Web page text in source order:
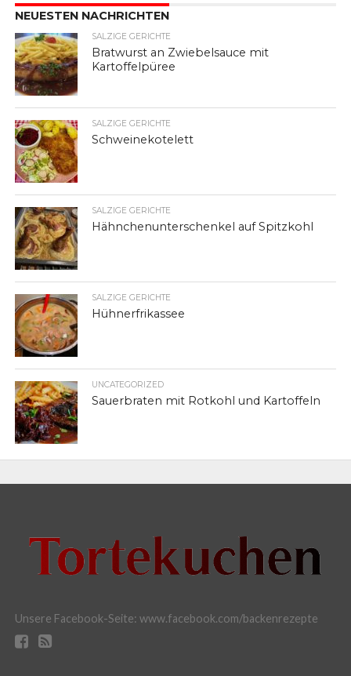
NEUESTEN NACHRICHTEN
SALZIGE GERICHTE
Bratwurst an Zwiebelsauce mit
Kartoffelpüree
SALZIGE GERICHTE
Schweinekotelett
SALZIGE GERICHTE
Hähnchenunterschenkel auf Spitzkohl
SALZIGE GERICHTE
Hühnerfrikassee
UNCATEGORIZED
Sauerbraten mit Rotkohl und Kartoffeln
Unsere Facebook-Seite: www.facebook.com/backenrezepte